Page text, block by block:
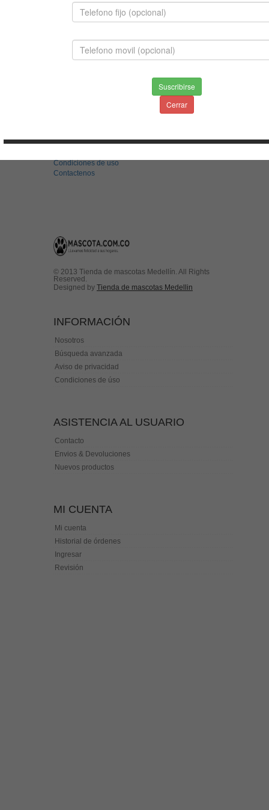
BULLDOG FRANCÉS
Envios & Devoluciones
Condiciones de uso
Contactenos
© 2013 Tienda de mascotas Medellín. All Rights
Reserved.
Designed by Tienda de mascotas Medellin
INFORMACIÓN
Nosotros
Búsqueda avanzada
Aviso de privacidad
Condiciones de úso
ASISTENCIA AL USUARIO
Contacto
Envios & Devoluciones
Nuevos productos
MI CUENTA
Mi cuenta
Historial de órdenes
Ingresar
Revisión
Suscribirse
Cerrar